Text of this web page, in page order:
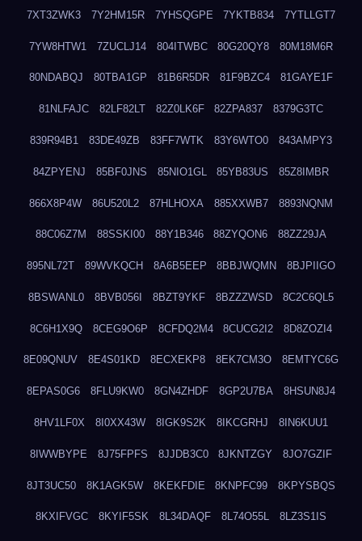
7XT3ZWK3 7Y2HM15R 7YHSQGPE 7YKTB834 7YTLLGT7
7YW8HTW1 7ZUCLJ14 804ITWBC 80G20QY8 80M18M6R
80NDABQJ 80TBA1GP 81B6R5DR 81F9BZC4 81GAYE1F
81NLFAJC 82LF82LT 82Z0LK6F 82ZPA837 8379G3TC
839R94B1 83DE49ZB 83FF7WTK 83Y6WTO0 843AMPY3
84ZPYENJ 85BF0JNS 85NIO1GL 85YB83US 85Z8IMBR
866X8P4W 86U520L2 87HLHOXA 885XXWB7 8893NQNM
88C06Z7M 88SSKI00 88Y1B346 88ZYQON6 88ZZ29JA
895NL72T 89WVKQCH 8A6B5EEP 8BBJWQMN 8BJPIIGO
8BSWANL0 8BVB056I 8BZT9YKF 8BZZZWSD 8C2C6QL5
8C6H1X9Q 8CEG9O6P 8CFDQ2M4 8CUCG2I2 8D8ZOZI4
8E09QNUV 8E4S01KD 8ECXEKP8 8EK7CM3O 8EMTYC6G
8EPAS0G6 8FLU9KW0 8GN4ZHDF 8GP2U7BA 8HSUN8J4
8HV1LF0X 8I0XX43W 8IGK9S2K 8IKCGRHJ 8IN6KUU1
8IWWBYPE 8J75FPFS 8JJDB3C0 8JKNTZGY 8JO7GZIF
8JT3UC50 8K1AGK5W 8KEKFDIE 8KNPFC99 8KPYSBQS
8KXIFVGC 8KYIF5SK 8L34DAQF 8L74O55L 8LZ3S1IS